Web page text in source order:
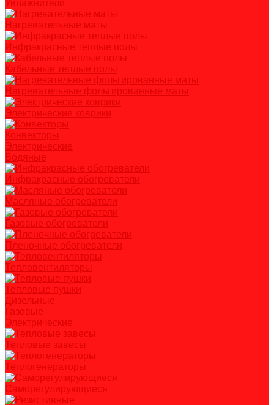
Увлажнители
Нагревательные маты
Инфракрасные теплые полы
Кабельные теплые полы
Нагревательные фольгированные маты
Электрические коврики
Конвекторы
Электрические
Водяные
Инфракрасные обогреватели
Масляные обогреватели
Газовые обогреватели
Пленочные обогреватели
Тепловентиляторы
Тепловые пушки
Дизельные
Газовые
Электрические
Тепловые завесы
Теплогенераторы
Саморегулирующиеся